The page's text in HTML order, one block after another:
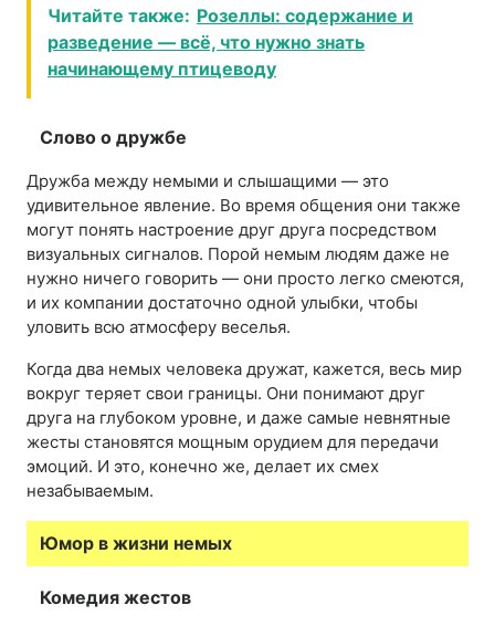
Читайте также: Розеллы: содержание и
разведение — всё, что нужно знать
начинающему птицеводу
Слово о дружбе
Дружба между немыми и слышащими — это
удивительное явление. Во время общения они также
могут понять настроение друг друга посредством
визуальных сигналов. Порой немым людям даже не
нужно ничего говорить — они просто легко смеются,
и их компании достаточно одной улыбки, чтобы
уловить всю атмосферу веселья.
Когда два немых человека дружат, кажется, весь мир
вокруг теряет свои границы. Они понимают друг
друга на глубоком уровне, и даже самые невнятные
жесты становятся мощным орудием для передачи
эмоций. И это, конечно же, делает их смех
незабываемым.
Юмор в жизни немых
Комедия жестов